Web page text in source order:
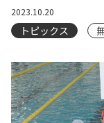
2023.10.20
トピックス